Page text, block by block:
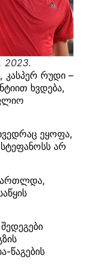
2023.
კასპერ რუდი –
ხვდება,
ეყოფა,
არ
წაგების